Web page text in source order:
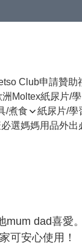
Club申請贊助
洲Moltex紙尿片/
/煮食 紙尿片/學
選媽媽用品外出
dad喜愛
可安心使用！